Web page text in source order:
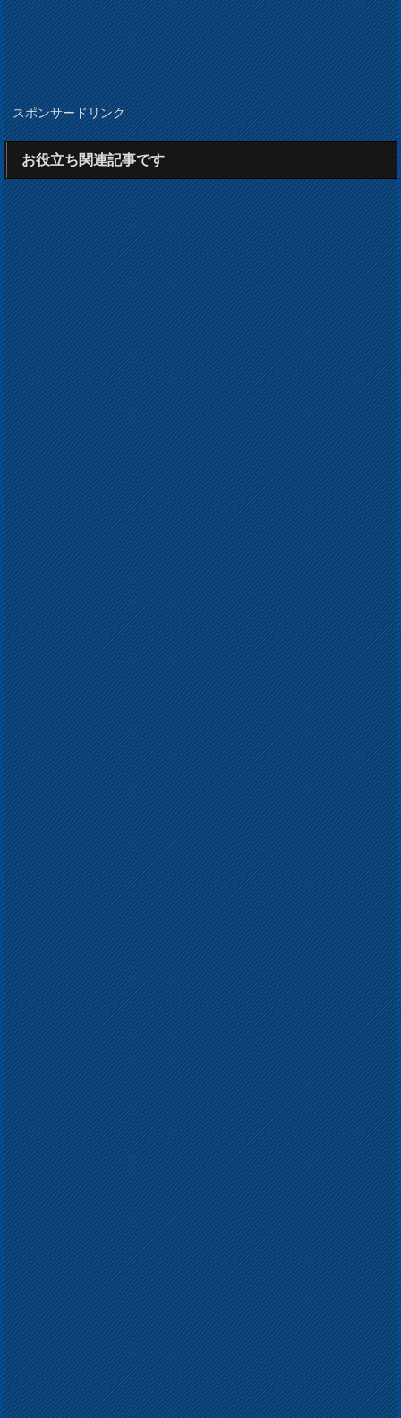
スポンサードリンク
お役立ち関連記事です